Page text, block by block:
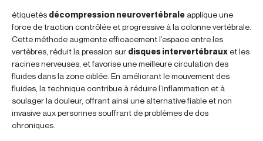
étiquetés décompression neurovertébrale applique une
force de traction contrôlée et progressive à la colonne vertébrale.
Cette méthode augmente efficacement l’espace entre les
vertèbres, réduit la pression sur disques intervertébrauxet les
racines nerveuses, et favorise une meilleure circulation des
fluides dans la zone ciblée. En améliorant le mouvement des
fluides, la technique contribue à réduire l’inflammation et à
soulager la douleur, offrant ainsi une alternative fiable et non
invasive aux personnes souffrant de problèmes de dos
chroniques.